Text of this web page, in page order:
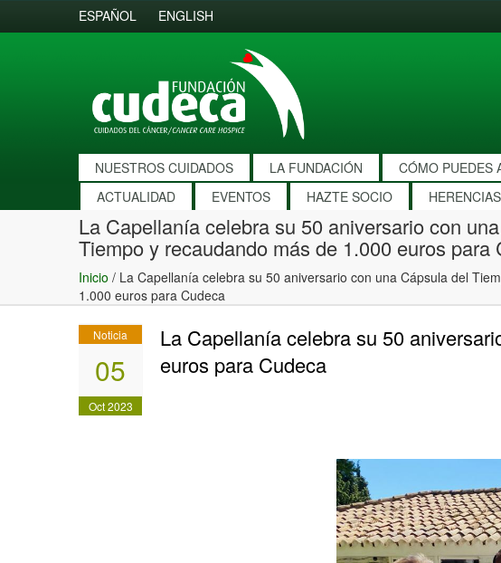
ESPAÑOL ENGLISH
NUESTROS CUIDADOS LA FUNDACIÓN CÓMO PUEDES
ACTUALIDAD
EVENTOS HAZTE SOCIO
La Capellanía celebra su 50 aniversario con
Tiempo y recaudando más de 1.000 euros para
Inicio / La Capellanía celebra su 50 aniversario con una Cápsula del
1.000 euros para Cudeca
Noticia
05
Oct 2023
La Capellanía celebra su 50
euros para Cudeca